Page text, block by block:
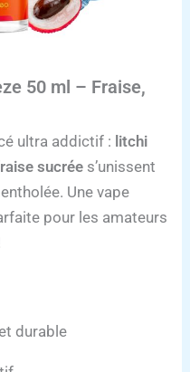
50 ml – Fraise,
ultra addictif : litchi
sucrée s’unissent
Une vape
pour les amateurs
durable